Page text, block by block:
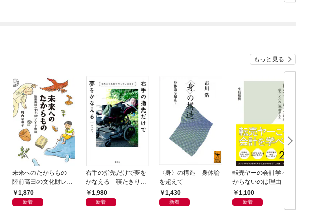
もっと見る
未来へのたからもの
陸前高田の文化財レス
キュー物語
1,870
新着
右手の指先だけで夢を
かなえる 寝たきり系
男子ウッディの日々
1,980
新着
〈身〉の構造 身体論
を超えて
1,430
新着
転売ヤーの会計学～儲
からないのは理由（わ
け）がある～
1,100
新着